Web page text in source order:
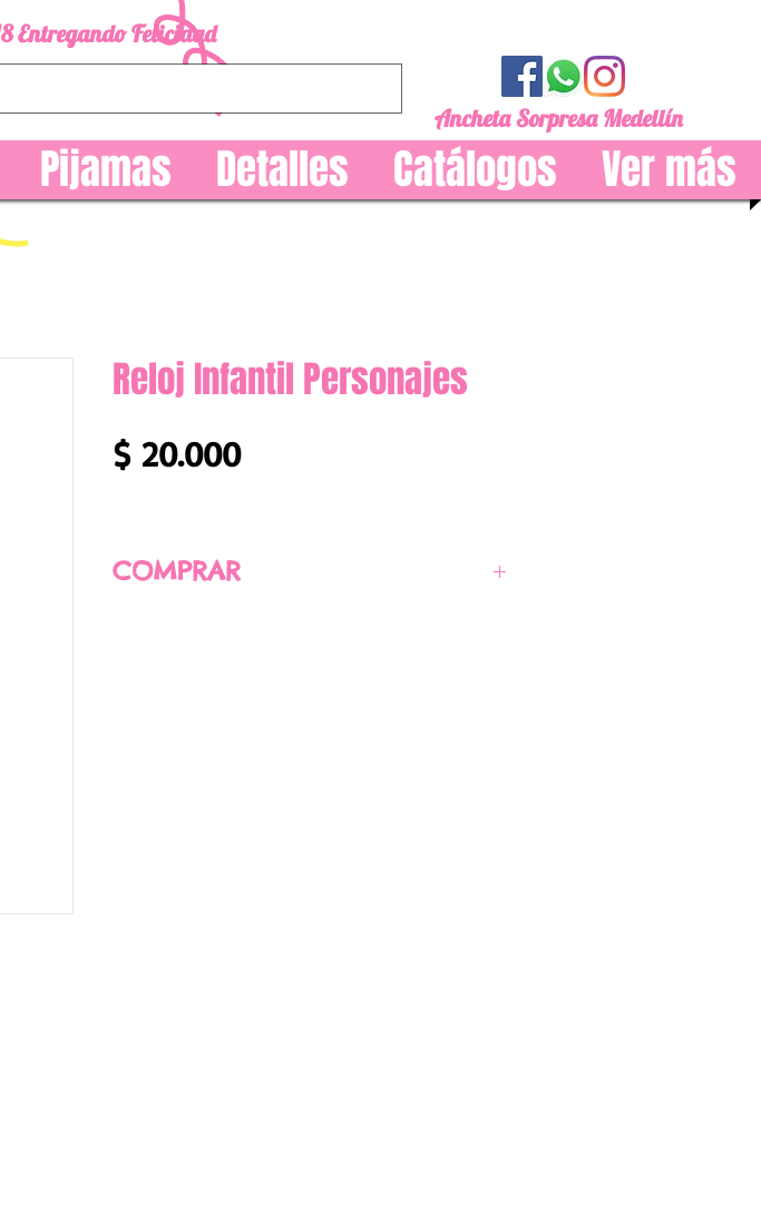
Entregando Felicidad
Ancheta Sorpresa Medellín
Pijamas Detalles Catálogos Ver más
Reloj Infantil Personajes
$ 20.000Precio
COMPRAR